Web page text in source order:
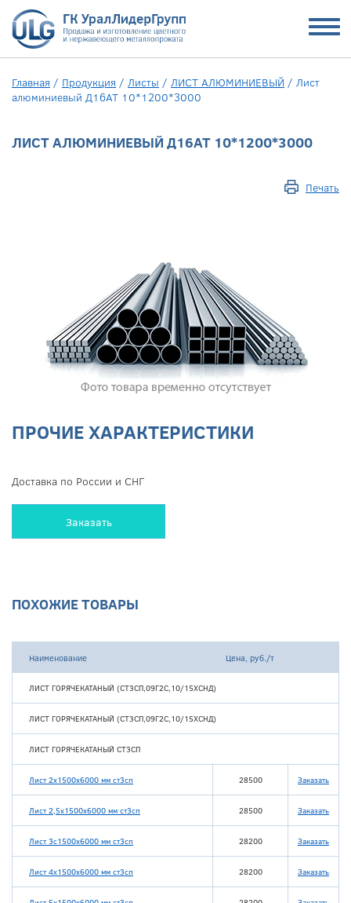
Главная / Продукция / Листы / ЛИСТ АЛЮМИНИЕВЫЙ / Лист
алюминиевый Д16АТ 10*1200*3000
ЛИСТ АЛЮМИНИЕВЫЙ Д16АТ 10*1200*3000
Печать
ПРОЧИЕ ХАРАКТЕРИСТИКИ
Доставка по России и СНГ
Заказать
ПОХОЖИЕ ТОВАРЫ
Наименование Цена, руб./т
ЛИСТ ГОРЯЧЕКАТАНЫЙ (СТ3СП,09Г2С,10/15ХСНД)
ЛИСТ ГОРЯЧЕКАТАНЫЙ (СТ3СП,09Г2С,10/15ХСНД)
ЛИСТ ГОРЯЧЕКАТАНЫЙ СТ3СП
Лист 2x1500x6000 мм ст3сп 28500 Заказать
Лист 2,5x1500x6000 мм ст3сп 28500 Заказать
Лист 3c1500x6000 мм ст3сп 28200 Заказать
Лист 4x1500x6000 мм ст3сп 28200 Заказать